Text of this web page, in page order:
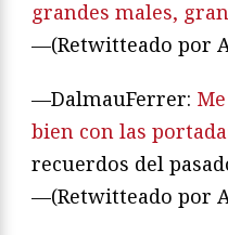
grandes males,
—(Retwitteado por
—DalmauFerrer:
bien con las
recuerdos del
—(Retwitteado por